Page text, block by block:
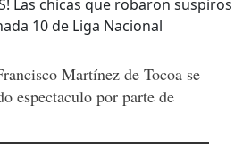
Martínez de Tocoa se
espectaculo por parte de